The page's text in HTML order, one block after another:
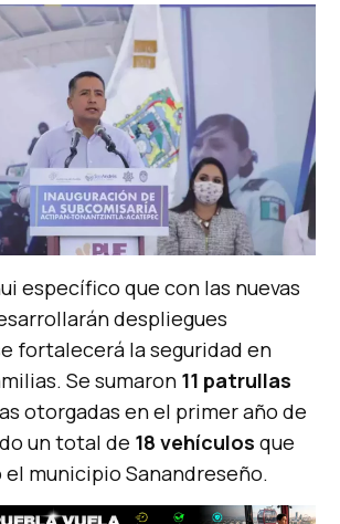
específico que con las nuevas
despliegues
fortalecerá la seguridad en
Se sumaron 11 patrullas
otorgadas en el primer año de
un total de 18 vehículos que
municipio Sanandreseño.